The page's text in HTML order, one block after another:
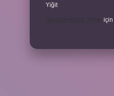
Yiğit
için